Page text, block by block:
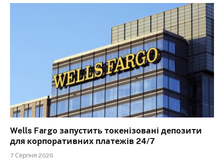
Wells Fargo запустить токенізовані депозити
для корпоративних платежів 24/7
7 Серпня 2026